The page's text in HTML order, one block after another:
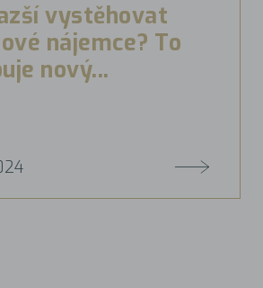
vystěhovat
nájemce? To
nový...